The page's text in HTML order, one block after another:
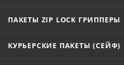
ПАКЕТЫ ZIP LOCK ГРИППЕРЫ
КУРЬЕРСКИЕ ПАКЕТЫ (СЕЙФ)